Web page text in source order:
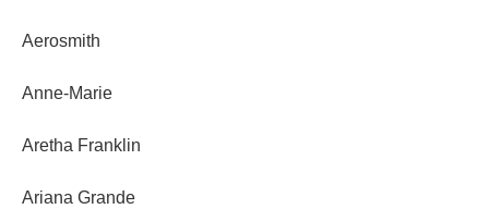
Aerosmith
Anne-Marie
Aretha Franklin
Ariana Grande